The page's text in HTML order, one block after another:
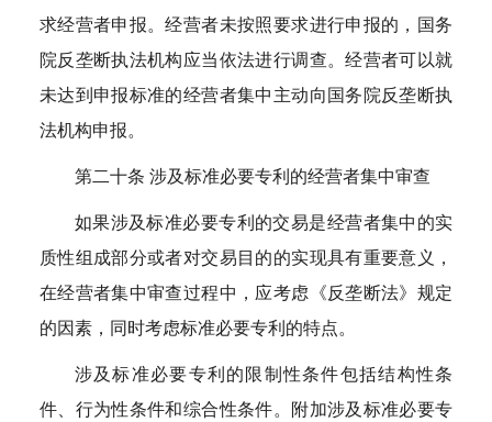
求经营者申报。经营者未按照要求进行申报的，国务
院反垄断执法机构应当依法进行调查。经营者可以就
未达到申报标准的经营者集中主动向国务院反垄断执
法机构申报。
第二十条 涉及标准必要专利的经营者集中审查
如果涉及标准必要专利的交易是经营者集中的实
质性组成部分或者对交易目的的实现具有重要意义，
在经营者集中审查过程中，应考虑《反垄断法》规定
的因素，同时考虑标准必要专利的特点。
涉及标准必要专利的限制性条件包括结构性条
件、行为性条件和综合性条件。附加涉及标准必要专